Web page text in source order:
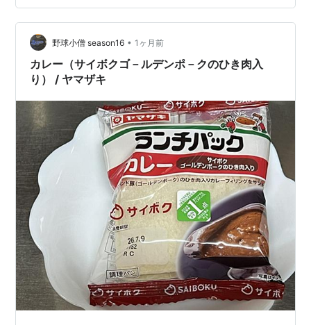
と住所などの情報入力が省略されるようです。 7月31日
までなので持っている方はお早めに！ t-s-
life.hatenablog.com t-s-life.hatenablog.com t-s-
life.hatena…
野球小僧 season16 • 1ヶ月前
カレー（サイボクゴ－ルデンポ－クのひき肉入
り） / ヤマザキ